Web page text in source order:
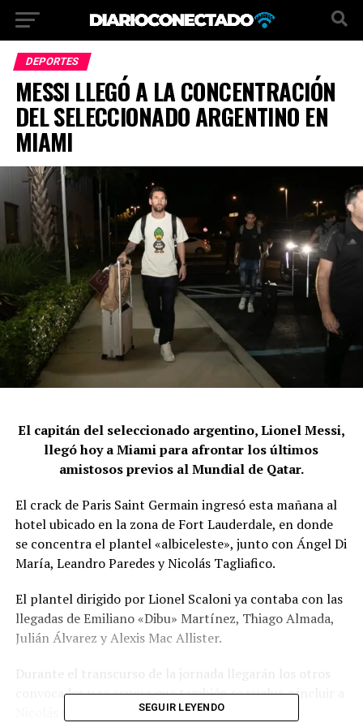
DEPORTES
MESSI LLEGÓ A LA CONCENTRACIÓN
DEL SELECCIONADO ARGENTINO EN
MIAMI
El capitán del seleccionado argentino, Lionel Messi,
llegó hoy a Miami para afrontar los últimos
amistosos previos al Mundial de Qatar.
El crack de Paris Saint Germain ingresó esta mañana al
hotel ubicado en la zona de Fort Lauderdale, en donde
se concentra el plantel «albiceleste», junto con Ángel Di
María, Leandro Paredes y Nicolás Tagliafico.
El plantel dirigido por Lionel Scaloni ya contaba con las
llegadas de Emiliano «Dibu» Martínez, Thiago Almada,
Julián Álvarez y Alexis Mac Allister.
Durante el transcurso de la jornada llegarán los otros
convocados y se espera que también se vuelva a incluir a
SEGUIR LEYENDO